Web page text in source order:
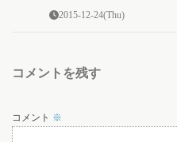
2015-12-24(Thu)
コメントを残す
コメント ※